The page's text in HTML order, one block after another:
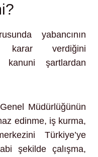
yabancının
karar verdiğini
kanuni şartlardan
Müdürlüğünün
edinme, iş kurma,
Türkiye’ye
şekilde çalışma,